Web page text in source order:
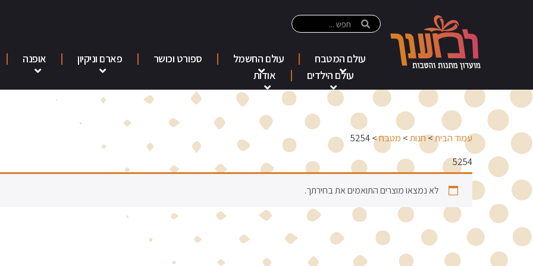
עולם המטבח עולם החשמל ספורט וכושר פארם וניקיון אופנה
עולם הילדים
אודות
עמוד הבית>חנות> מטבח> 5254
5254
לא נמצאו מוצרים התואמים את בחירתך.